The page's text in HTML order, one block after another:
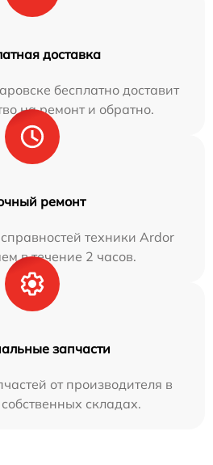
доставка
бесплатно доставит
на ремонт и обратно.
ремонт
техники Ardor
в течение 2 часов.
запчасти
от производителя в
складах.